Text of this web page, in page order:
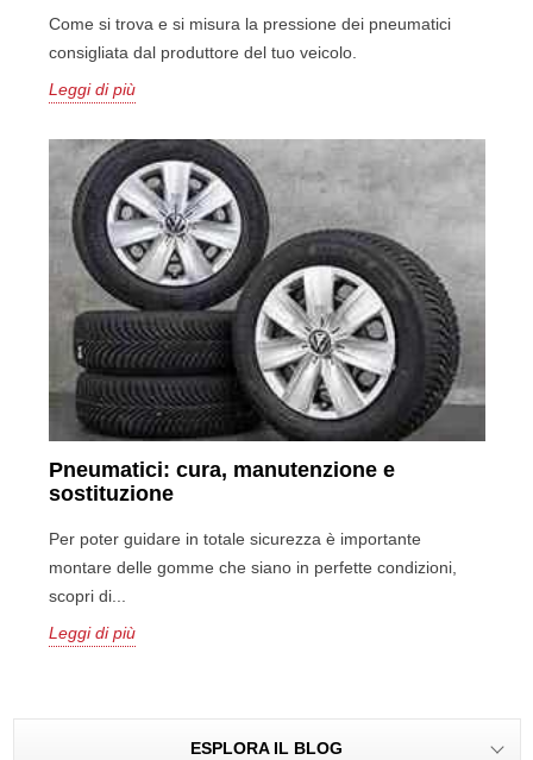
Come si trova e si misura la pressione dei pneumatici
consigliata dal produttore del tuo veicolo.
Leggi di più
Pneumatici: cura, manutenzione e
sostituzione
Per poter guidare in totale sicurezza è importante
montare delle gomme che siano in perfette condizioni,
scopri di...
Leggi di più
ESPLORA IL BLOG